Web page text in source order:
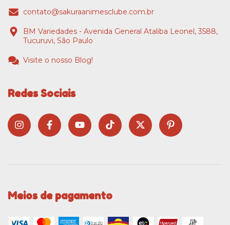
contato@sakuraanimesclube.com.br
BM Variedades - Avenida General Ataliba Leonel, 3588,
Tucuruvi, São Paulo
Visite o nosso Blog!
Redes Sociais
Meios de pagamento